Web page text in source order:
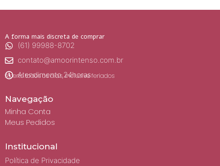
A forma mais discreta de comprar
(61) 99988-8702
contato@amoorintenso.com.br
Atendimento 24horas
Aberto todos os dias, inclusive feriados
Navegação
Minha Conta
Meus Pedidos
Institucional
Política de Privacidade